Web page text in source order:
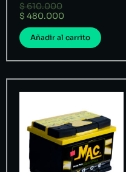
$610.000
$ 480.000
Añadir al carrito